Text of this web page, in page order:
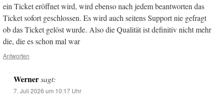
ein Ticket eröffnet wird, wird ebenso nach jedem beantworten das
Ticket sofort geschlossen. Es wird auch seitens Support nie gefragt
ob das Ticket gelöst wurde. Also die Qualität ist definitiv nicht mehr
die, die es schon mal war
Antworten
Werner sagt:
7. Juli 2026 um 10:17 Uhr